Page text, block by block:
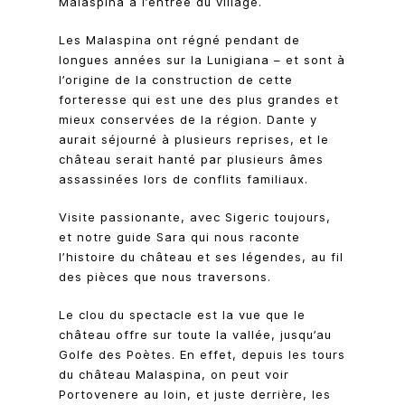
Les Malaspina ont régné pendant de
longues années sur la Lunigiana – et sont à
l’origine de la construction de cette
forteresse qui est une des plus grandes et
mieux conservées de la région. Dante y
aurait séjourné à plusieurs reprises, et le
château serait hanté par plusieurs âmes
assassinées lors de conflits familiaux.
Visite passionante, avec Sigeric toujours,
et notre guide Sara qui nous raconte
l’histoire du château et ses légendes, au fil
des pièces que nous traversons.
Le clou du spectacle est la vue que le
château offre sur toute la vallée, jusqu’au
Golfe des Poètes. En effet, depuis les tours
du château Malaspina, on peut voir
Portovenere au loin, et juste derrière, les